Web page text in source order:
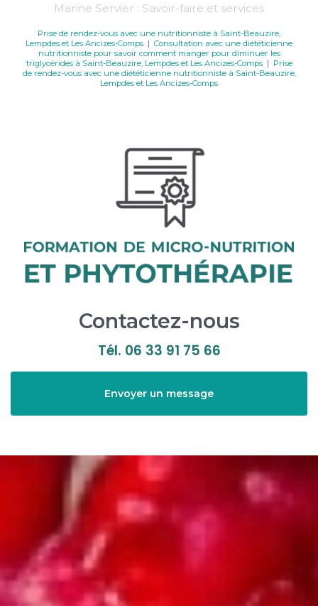
Marine Servier : Savoir-faire et services
Prise de rendez-vous avec une nutritionniste à Saint-Beauzire,
Lempdes et Les Ancizes-Comps | Consultation avec une diététicienne
nutritionniste pour savoir comment manger pour diminuer les
triglycérides à Saint-Beauzire, Lempdes et Les Ancizes-Comps| Prise
de rendez-vous avec une diététicienne nutritionniste à Saint-Beauzire,
Lempdes et Les Ancizes-Comps
Contactez-nous
Tél. 06 33 91 75 66
Envoyer un message